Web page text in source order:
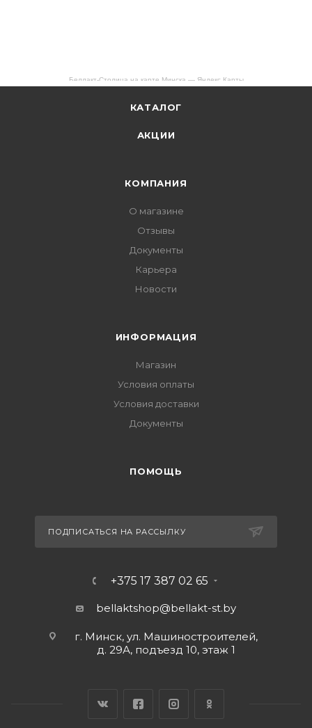
Беллакт-Столица на карте Минска — Яндекс Карты
КАТАЛОГ
АКЦИИ
КОМПАНИЯ
О магазине
Отзывы
Документы
Карьера
Новости
ИНФОРМАЦИЯ
Магазин
Условия оплаты
Условия доставки
Документы
ПОМОЩЬ
ПОДПИСАТЬСЯ НА РАССЫЛКУ
+375 17 387 02 65
bellaktshop@bellakt-st.by
г. Минск, ул. Машиностроителей,
д. 29А, подъезд 10, этаж 1